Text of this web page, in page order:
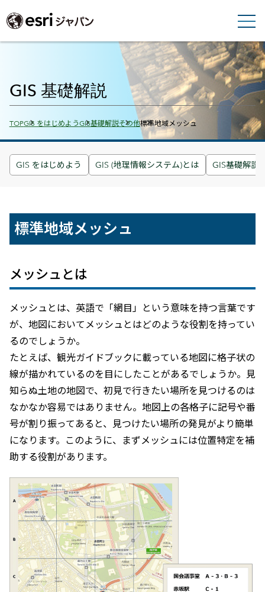
GIS をはじめよう GIS (地理情報システム)とは GIS基礎解説
GIS 基礎解説
Breadcrumbs
TOPGIS をはじめようGIS基礎解説その他標準地域メッシュ
標準地域メッシュ
メッシュとは
メッシュとは、英語で「網目」という意味を持つ言葉です
が、地図においてメッシュとはどのような役割を持ってい
るのでしょうか。
たとえば、観光ガイドブックに載っている地図に格子状の
線が描かれているのを目にしたことがあるでしょうか。見
知らぬ土地の地図で、初見で行きたい場所を見つけるのは
なかなか容易ではありません。地図上の各格子に記号や番
号が割り振ってあると、見つけたい場所の発見がより簡単
になります。このように、まずメッシュには位置特定を補
助する役割があります。